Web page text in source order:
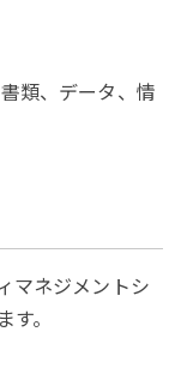
類、データ、情
マネジメントシ
。